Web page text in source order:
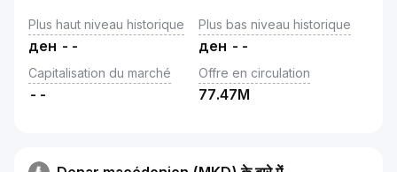
Plus haut niveau historique
ден --
Plus bas niveau historique
ден --
Capitalisation du marché
--
Offre en circulation
77.47M